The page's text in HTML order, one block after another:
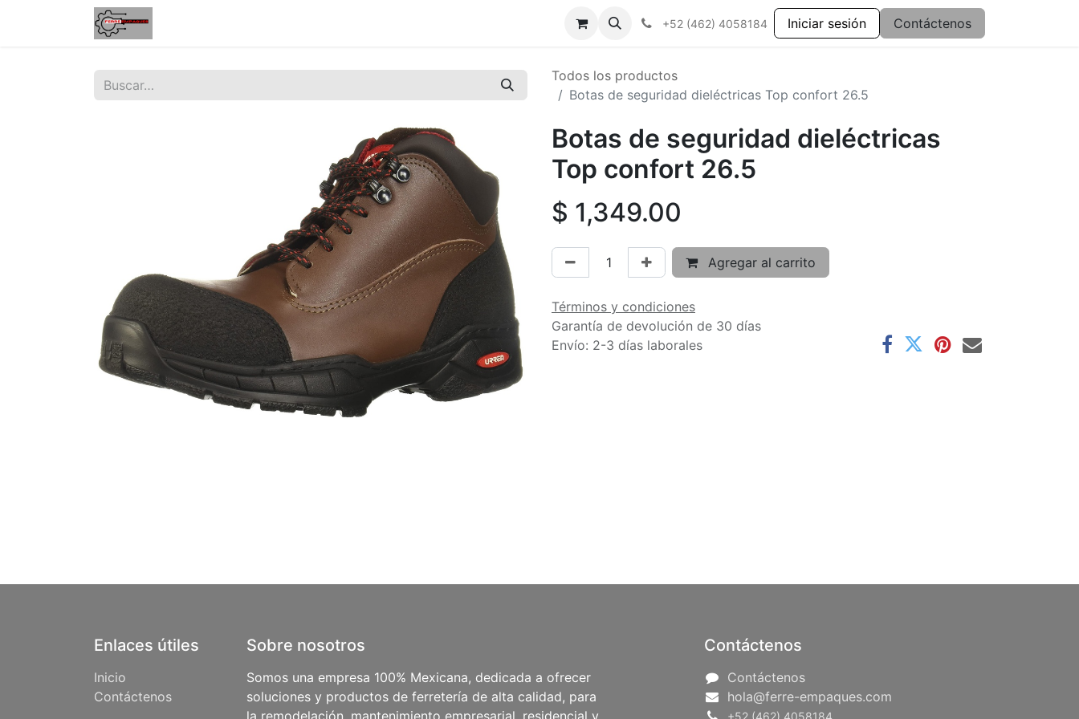
+52 (462) 4058184 Iniciar sesión Contáctenos
Todos los productos
Botas de seguridad dieléctricas Top confort 26.5
Botas de seguridad dieléctricas
Top confort 26.5
$ 1,349.00
Agregar al carrito
Términos y condiciones
Garantía de devolución de 30 días
Envío: 2-3 días laborales
Enlaces útiles
Inicio
Contáctenos
Sobre nosotros
Somos una empresa 100% Mexicana, dedicada a ofrecer
soluciones y productos de ferretería de alta calidad, para
la remodelación, mantenimiento empresarial, residencial y
Contáctenos
Contáctenos
hola@ferre-empaques.com
+52 (462) 4058184